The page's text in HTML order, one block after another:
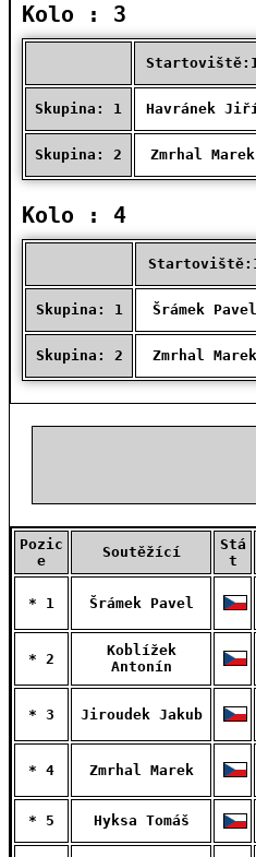
Kolo : 3
Skupina: 1 Havránek
Skupina: 2 Zmrhal Marek
Kolo : 4
Skupina: 1 Šrámek Pavel
Skupina: 2 Zmrhal Marek
Pozic
e
Soutěžící
Stá
t
* 1 Šrámek Pavel
* 2
Koblížek
Antonín
* 3 Jiroudek Jakub
* 4 Zmrhal Marek
* 5 Hyksa Tomáš